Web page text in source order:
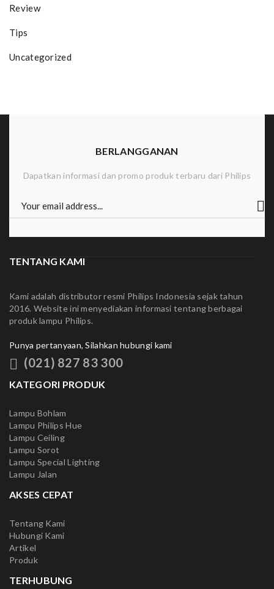
Review
Tips
Uncategorized
BERLANGGANAN
Dapatkan informasi dan promo produk terbaru dari Philips
TENTANG KAMI
Kami adalah distributor resmi Philips Indonesia sejak tahun
2016. Website ini menyediakan informasi tentang berbagai
produk lampu Philips.
Punya pertanyaan, Silahkan hubungi kami
(021) 827 83 300
KATEGORI PRODUK
Lampu Bohlam
Lampu Philips Hue
Lampu Ceiling
Lampu Sorot
Lampu Special Lighting
Lampu Jalan
AKSES CEPAT
Tentang Kami
Hubungi Kami
Artikel
Produk
TERHUBUNG